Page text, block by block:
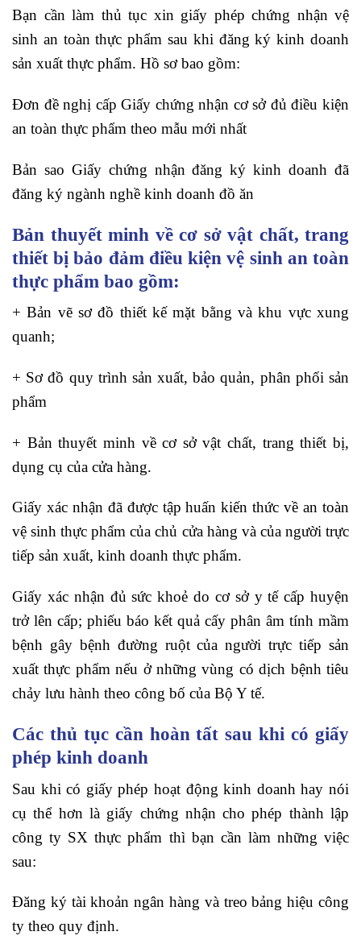
Bạn cần làm thủ tục xin giấy phép chứng nhận vệ
sinh an toàn thực phẩm sau khi đăng ký kinh doanh
sản xuất thực phẩm. Hồ sơ bao gồm:
Đơn đề nghị cấp Giấy chứng nhận cơ sở đủ điều kiện
an toàn thực phẩm theo mẫu mới nhất
Bản sao Giấy chứng nhận đăng ký kinh doanh đã
đăng ký ngành nghề kinh doanh đồ ăn
Bản thuyết minh về cơ sở vật chất, trang
thiết bị bảo đảm điều kiện vệ sinh an toàn
thực phẩm bao gồm:
+ Bản vẽ sơ đồ thiết kế mặt bằng và khu vực xung
quanh;
+ Sơ đồ quy trình sản xuất, bảo quản, phân phối sản
phẩm
+ Bản thuyết minh về cơ sở vật chất, trang thiết bị,
dụng cụ của cửa hàng.
Giấy xác nhận đã được tập huấn kiến thức về an toàn
vệ sinh thực phẩm của chủ cửa hàng và của người trực
tiếp sản xuất, kinh doanh thực phẩm.
Giấy xác nhận đủ sức khoẻ do cơ sở y tế cấp huyện
trở lên cấp; phiếu báo kết quả cấy phân âm tính mầm
bệnh gây bệnh đường ruột của người trực tiếp sản
xuất thực phẩm nếu ở những vùng có dịch bệnh tiêu
chảy lưu hành theo công bố của Bộ Y tế.
Các thủ tục cần hoàn tất sau khi có giấy
phép kinh doanh
Sau khi có giấy phép hoạt động kinh doanh hay nói
cụ thể hơn là giấy chứng nhận cho phép thành lập
công ty SX thực phẩm thì bạn cần làm những việc
sau:
Đăng ký tài khoản ngân hàng và treo bảng hiệu công
ty theo quy định.